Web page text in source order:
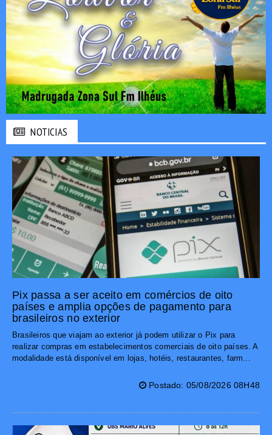
NOTICIAS
Pix passa a ser aceito em comércios de oito
países e amplia opções de pagamento para
brasileiros no exterior
Brasileiros que viajam ao exterior já podem utilizar o Pix para
realizar compras em estabelecimentos comerciais de oito países. A
modalidade está disponível em lojas, hotéis, restaurantes, farm...
Postado: 05/08/2026 08H48